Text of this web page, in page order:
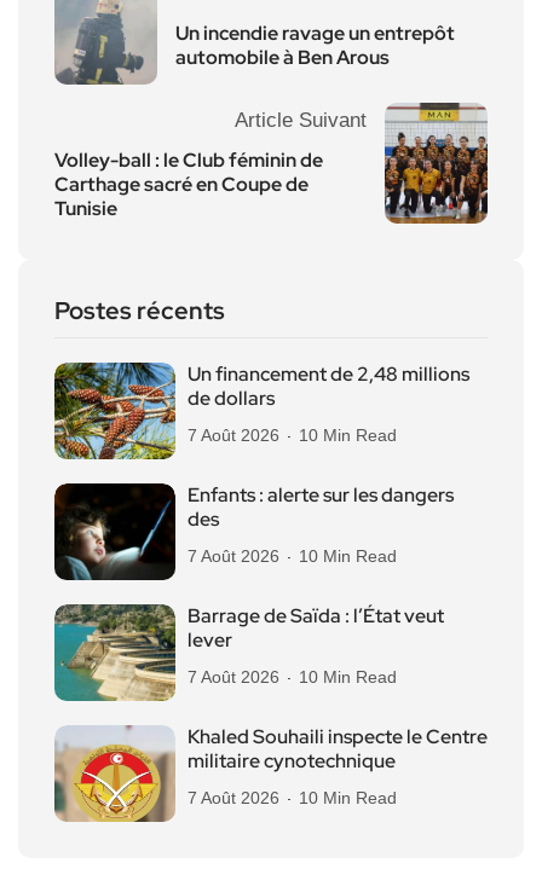
Un incendie ravage un entrepôt
automobile à Ben Arous
Article Suivant
Volley-ball : le Club féminin de
Carthage sacré en Coupe de
Tunisie
Postes récents
Un financement de 2,48 millions
de dollars
7 Août 2026 10 Min Read
Enfants : alerte sur les dangers
des
7 Août 2026 10 Min Read
Barrage de Saïda : l’État veut
lever
7 Août 2026 10 Min Read
Khaled Souhaili inspecte le Centre
militaire cynotechnique
7 Août 2026 10 Min Read